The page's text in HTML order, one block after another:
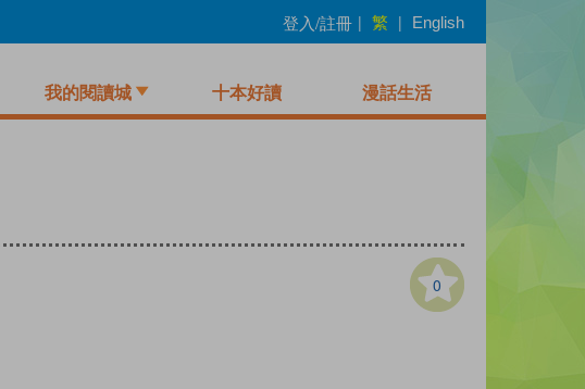
登入/註冊 | 繁 | English
我的閱讀城 十本好讀 漫話生活
0